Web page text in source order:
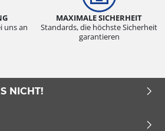
uns an
MAXIMALE SICHERHEIT
Standards, die höchste Sicherheit
garantieren
NICHT!